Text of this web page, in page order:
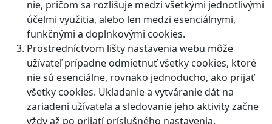
nie, pričom sa rozlišuje medzi všetkými jednotlivými
účelmi využitia, alebo len medzi esenciálnymi,
funkčnými a doplnkovými cookies.
Prostredníctvom lišty nastavenia webu môže
užívateľ prípadne odmietnuť všetky cookies, ktoré
nie sú esenciálne, rovnako jednoducho, ako prijať
všetky cookies. Ukladanie a vytváranie dát na
zariadení užívateľa a sledovanie jeho aktivity začne
vždy až po prijatí príslušného nastavenia.